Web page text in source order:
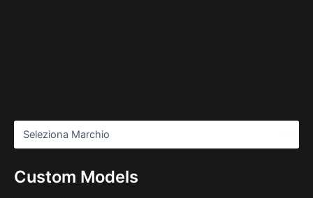
Custom Models